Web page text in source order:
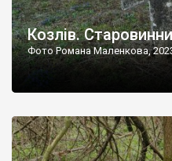
Козлів.
Фото Романа Маленкова,